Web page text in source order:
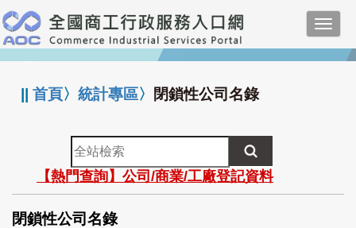
跳
到
主
要
:::
||首頁〉統計專區〉 閉鎖性公司名錄
全
站
檢
索
【熱門查詢】公司/商業/工廠登記資料
閉鎖性公司名錄